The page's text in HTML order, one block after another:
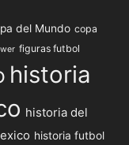
del Mundo copa
figuras futbol
historia
historia del
historia futbol